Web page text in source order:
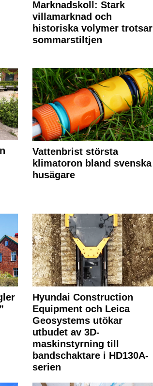
Marknadskoll: Stark
villamarknad och
historiska volymer trotsar
sommarstiltjen
Vattenbrist största
klimatoron bland svenska
husägare
Hyundai Construction
Equipment och Leica
Geosystems utökar
utbudet av 3D-
maskinstyrning till
bandschaktare i HD130A-
serien